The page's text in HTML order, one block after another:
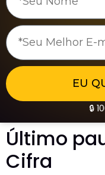
EU
🔒
Último
Cifra